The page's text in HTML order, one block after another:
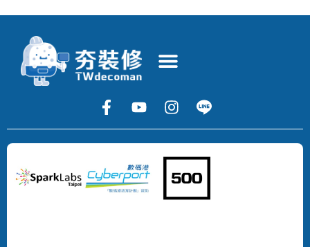
Copyright
2024
DECOMAN